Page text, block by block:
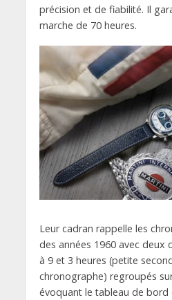
précision et de fiabilité. Il
marche de 70 heures.
Leur cadran rappelle les
des années 1960 avec deux
à 9 et 3 heures (petite
chronographe) regroupés
évoquant le tableau de bord